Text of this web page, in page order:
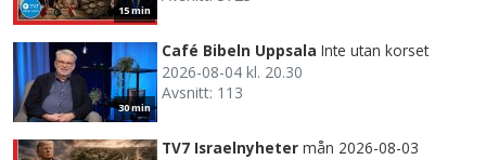
15 min
30 min
Café Bibeln Uppsala Inte utan korset
2026-08-04 kl. 20.30
Avsnitt: 113
TV7 Israelnyheter mån 2026-08-03